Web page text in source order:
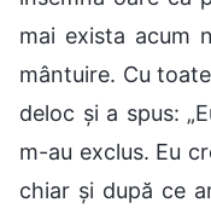
mai exista acum
mântuire. Cu
deloc și a spus:
m-au exclus. Eu
chiar și după ce